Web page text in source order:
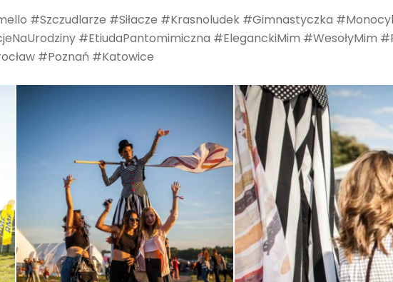
#Szczudlarze #Siłacze #Krasnoludek #Gimnastyczka
#EtiudaPantomimiczna #EleganckiMim #WesołyMim
#Poznań #Katowice